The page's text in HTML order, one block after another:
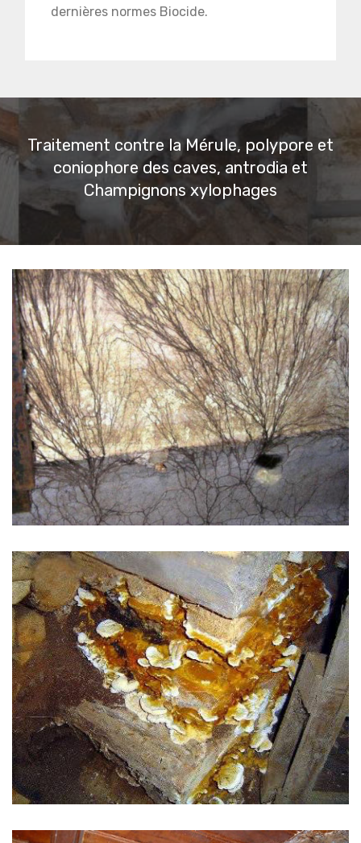
dernières normes Biocide.
Traitement contre la Mérule, polypore et
coniophore des caves, antrodia et
Champignons xylophages